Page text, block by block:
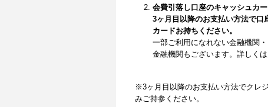
会費引落し口座のキャッシュカ
3ヶ月目以降のお支払い方法で口
カードお持ちください。
一部ご利用になれない金融機関
金融機関もございます。詳しく
※3ヶ月目以降のお支払い方法でクレ
みご持参ください。